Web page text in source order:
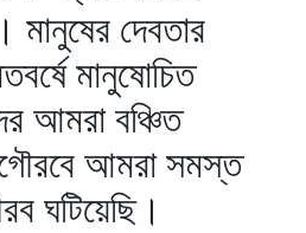
মানুষের দেবতার
মানুষোচিত
আমরা বঞ্চিত
আমরা সমস্ত
ঘটিয়েছি।